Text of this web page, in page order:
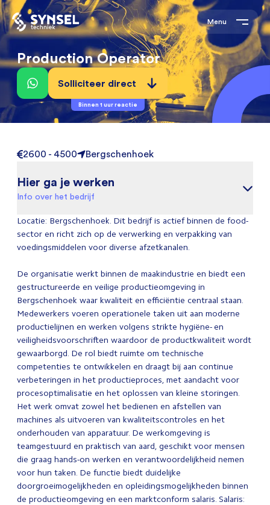
Menu
Production Operator
Solliciteer direct
Binnen 1 uur reactie
2600 - 4500 Bergschenhoek
Hier ga je werken
Info over het bedrijf
Locatie: Bergschenhoek. Dit bedrijf is actief binnen de food-
sector en richt zich op de verwerking en verpakking van
voedingsmiddelen voor diverse afzetkanalen.
De organisatie werkt binnen de maakindustrie en biedt een
gestructureerde en veilige productieomgeving in
Bergschenhoek waar kwaliteit en efficiëntie centraal staan.
Medewerkers voeren operationele taken uit aan moderne
productielijnen en werken volgens strikte hygiëne- en
veiligheidsvoorschriften waardoor de productkwaliteit wordt
gewaarborgd. De rol biedt ruimte om technische
competenties te ontwikkelen en draagt bij aan continue
verbeteringen in het productieproces, met aandacht voor
procesoptimalisatie en het oplossen van kleine storingen.
Het werk omvat zowel het bedienen en afstellen van
machines als uitvoeren van kwaliteitscontroles en het
onderhouden van apparatuur. De werkomgeving is
teamgestuurd en praktisch van aard, geschikt voor mensen
die graag hands-on werken en verantwoordelijkheid nemen
voor hun taken. De functie biedt duidelijke
doorgroeimogelijkheden en opleidingsmogelijkheden binnen
de productieomgeving en een marktconform salaris. Salaris: